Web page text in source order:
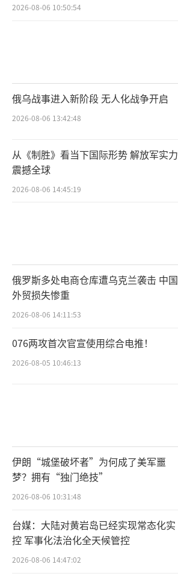
2026-08-06 10:50:54
俄乌战事进入新阶段 无人化战争开启
2026-08-06 13:42:48
从《制胜》看当下国际形势 解放军实力
震撼全球
2026-08-06 14:45:19
俄罗斯多处电商仓库遭乌克兰袭击 中国
外贸损失惨重
2026-08-06 14:11:53
076两攻首次官宣使用综合电推！
2026-08-05 10:46:13
伊朗“城堡破坏者”为何成了美军噩
梦？拥有“独门绝技”
2026-08-06 10:31:48
台媒：大陆对黄岩岛已经实现常态化实
控 军事化法治化全天候管控
2026-08-06 14:47:02